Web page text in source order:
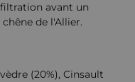
avant un
de l'Allier.
(20%), Cinsault